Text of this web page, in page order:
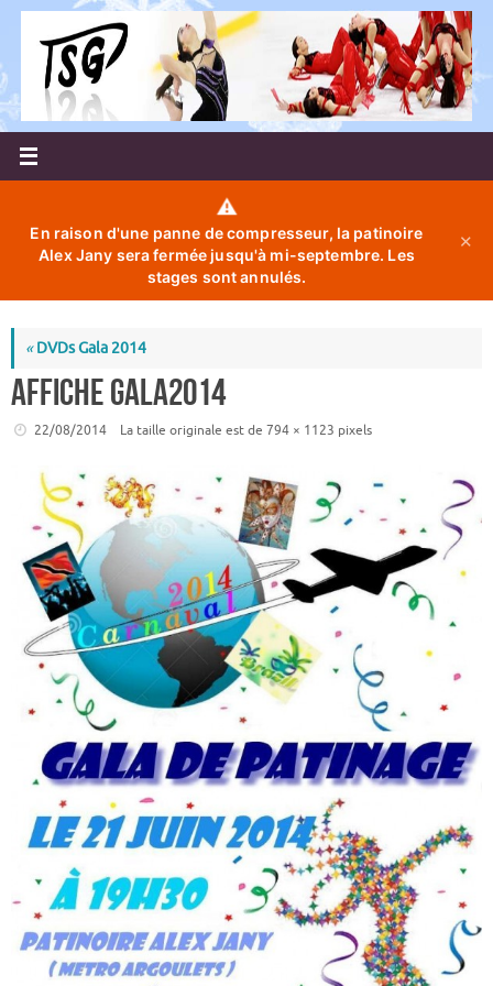
Passer
contenu
⚠️
En raison d'une panne de compresseur, la patinoire
Alex Jany sera fermée jusqu'à mi-septembre. Les
stages sont annulés.
✕
«DVDs Gala 2014
affiche gala2014
22/08/2014 La taille originale est de 794 × 1123 pixels